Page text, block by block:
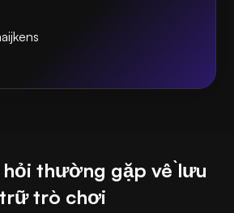
thường gặp về lưu
trữ trò chơi